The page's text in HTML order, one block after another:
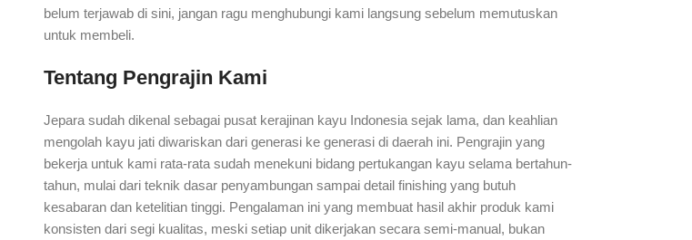
belum terjawab di sini, jangan ragu menghubungi kami langsung sebelum memutuskan
untuk membeli.
Tentang Pengrajin Kami
Jepara sudah dikenal sebagai pusat kerajinan kayu Indonesia sejak lama, dan keahlian
mengolah kayu jati diwariskan dari generasi ke generasi di daerah ini. Pengrajin yang
bekerja untuk kami rata-rata sudah menekuni bidang pertukangan kayu selama bertahun-
tahun, mulai dari teknik dasar penyambungan sampai detail finishing yang butuh
kesabaran dan ketelitian tinggi. Pengalaman ini yang membuat hasil akhir produk kami
konsisten dari segi kualitas, meski setiap unit dikerjakan secara semi-manual, bukan